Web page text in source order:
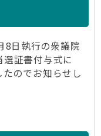
8日執行の衆議院
証書付与式に
のでお知らせし